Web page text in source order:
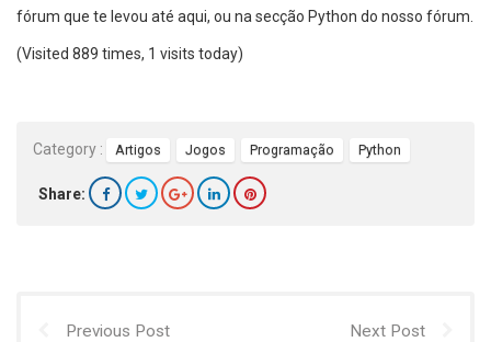
fórum que te levou até aqui, ou na secção Python do nosso fórum.
(Visited 889 times, 1 visits today)
Category : Artigos Jogos Programação Python
Share:
Previous Post Next Post